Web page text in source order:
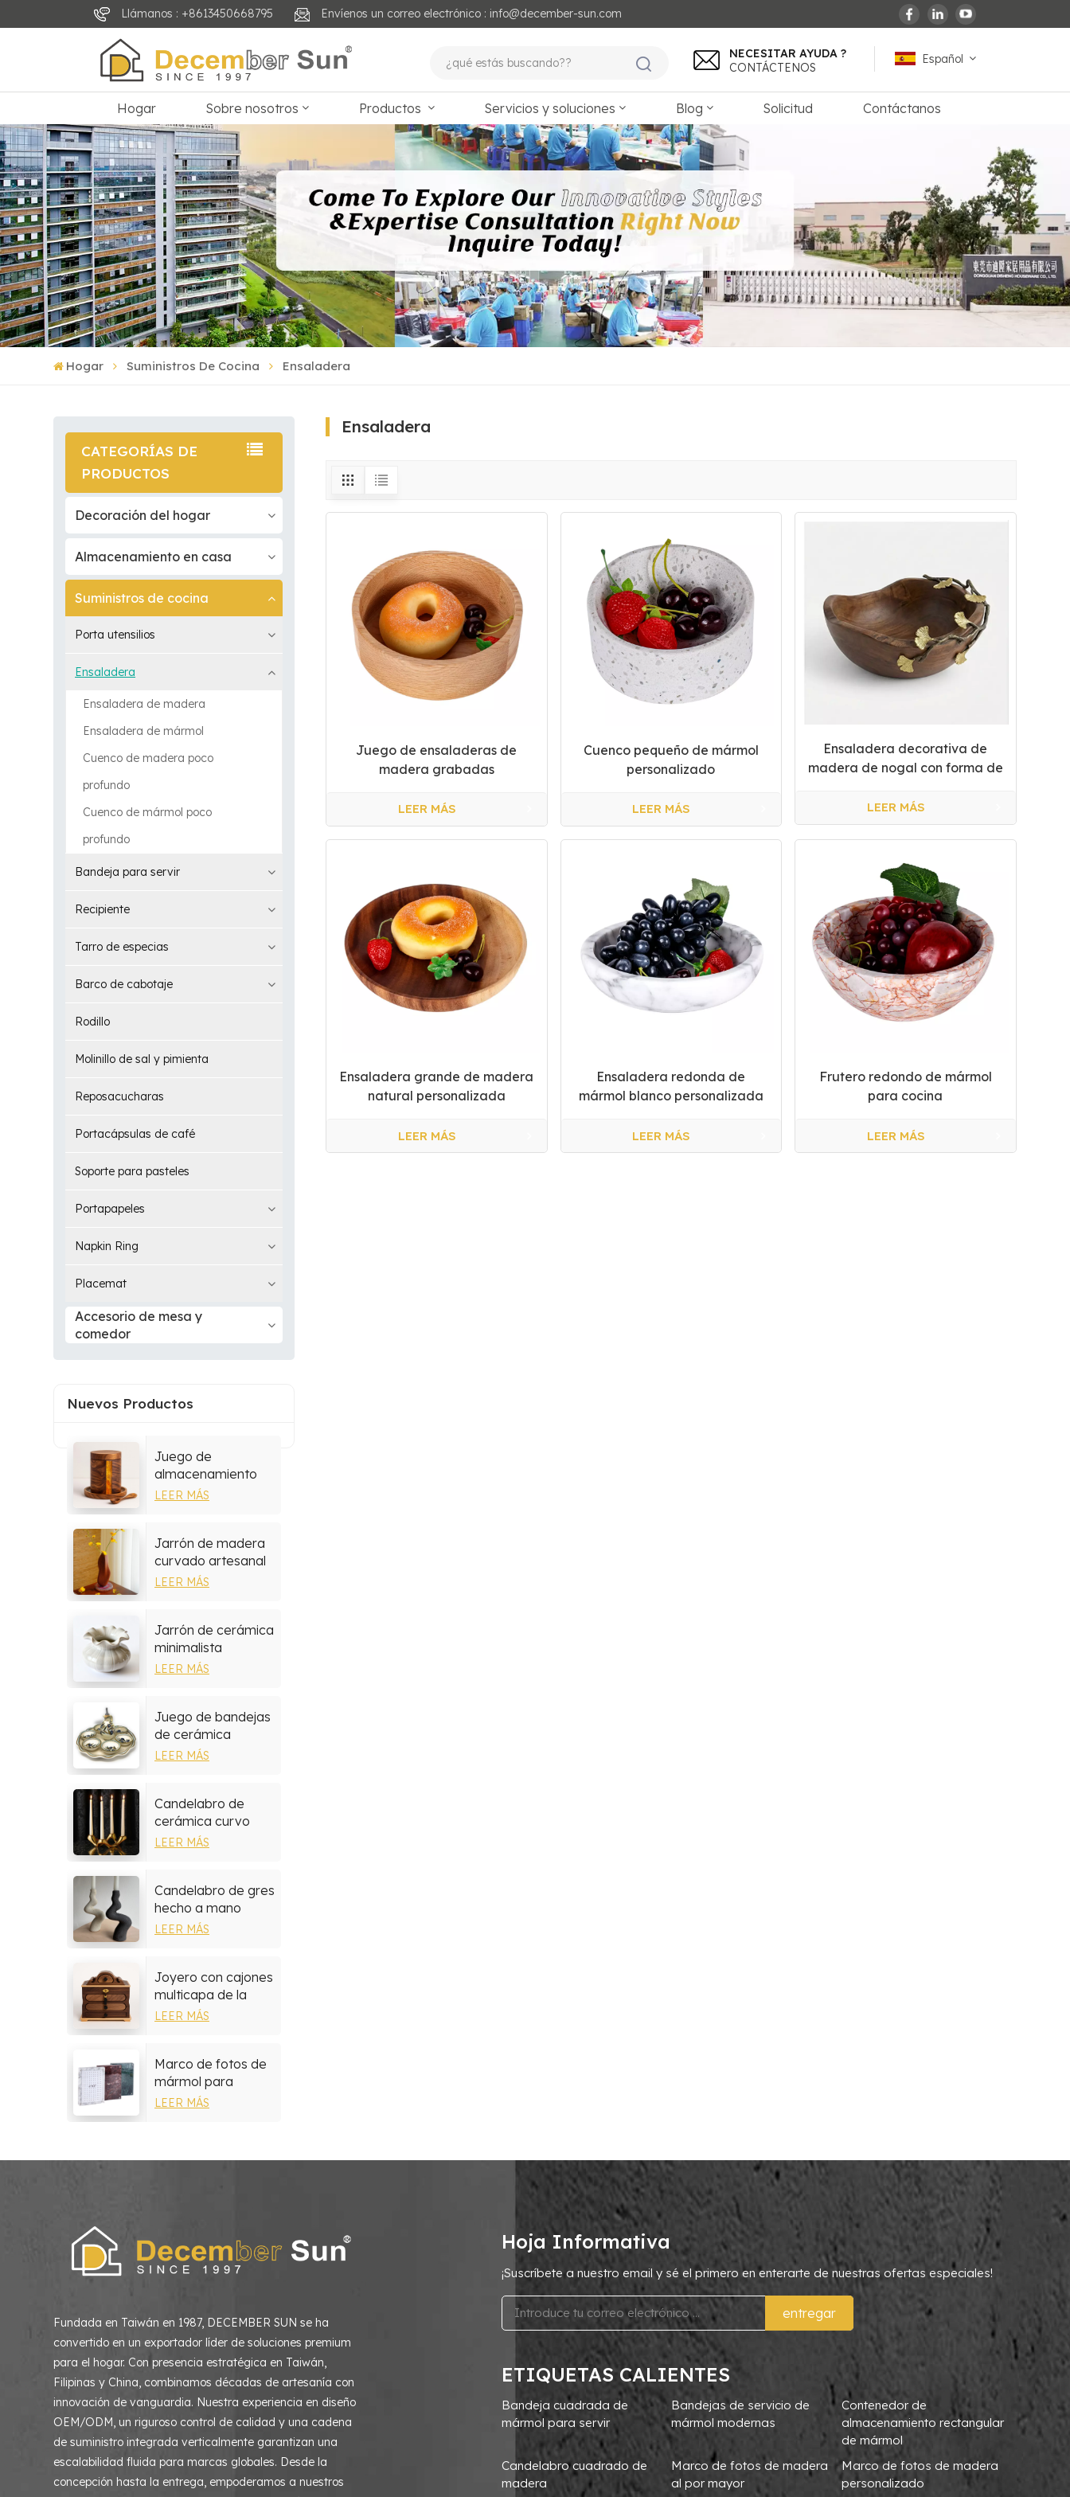
Llámanos : +8613450668795 Envíenos un correo electrónico : info@december-sun.com
Español
français
Deutsch
العربية
NECESITAR AYUDA ?
CONTÁCTENOS
Hogar Sobre nosotros Productos Servicios y soluciones Blog Solicitud Contáctanos
Hogar Suministros De Cocina Ensaladera
CATEGORÍAS DE
PRODUCTOS
Decoración del hogar
Almacenamiento en casa
Suministros de cocina
Porta utensilios
Ensaladera
Ensaladera de madera
Ensaladera de mármol
Cuenco de madera poco
profundo
Cuenco de mármol poco
profundo
Bandeja para servir
Recipiente
Tarro de especias
Barco de cabotaje
Rodillo
Molinillo de sal y pimienta
Reposacucharas
Portacápsulas de café
Soporte para pasteles
Portapapeles
Napkin Ring
Placemat
Accesorio de mesa y
comedor
Nuevos Productos
Juego de
almacenamiento
multiusos de resina
LEER MÁS
Jarrón de madera
curvado artesanal
hecho a mano
LEER MÁS
Jarrón de cerámica
minimalista
LEER MÁS
Juego de bandejas
de cerámica
mediterránea
LEER MÁS
Candelabro de
cerámica curvo
moderno
LEER MÁS
Candelabro de gres
hecho a mano
LEER MÁS
Joyero con cajones
multicapa de la
colección de
LEER MÁS
Marco de fotos de
mármol para
decoración del
LEER MÁS
Ensaladera
Juego de ensaladeras de
madera grabadas
LEER MÁS
Cuenco pequeño de mármol
personalizado
LEER MÁS
Ensaladera decorativa de
madera de nogal con forma de
LEER MÁS
Ensaladera grande de madera
natural personalizada
LEER MÁS
Ensaladera redonda de
mármol blanco personalizada
LEER MÁS
Frutero redondo de mármol
para cocina
LEER MÁS
Fundada en Taiwán en 1987, DECEMBER SUN se ha
convertido en un exportador líder de soluciones premium
para el hogar. Con presencia estratégica en Taiwán,
Filipinas y China, combinamos décadas de artesanía con
innovación de vanguardia. Nuestra experiencia en diseño
OEM/ODM, un riguroso control de calidad y una cadena
de suministro integrada verticalmente garantizan una
escalabilidad fluida para marcas globales. Desde la
concepción hasta la entrega, empoderamos a nuestros
Hoja Informativa
¡Suscríbete a nuestro email y sé el primero en enterarte de nuestras ofertas especiales!
entregar
ETIQUETAS CALIENTES
Bandeja cuadrada de
mármol para servir
Bandejas de servicio de
mármol modernas
Contenedor de
almacenamiento rectangular
de mármol
Candelabro cuadrado de
madera
Marco de fotos de madera
al por mayor
Marco de fotos de madera
personalizado